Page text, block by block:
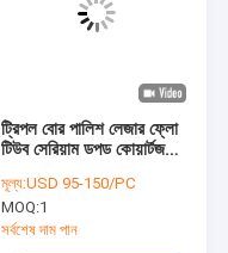
ট্রিপল বোর পালিশ লেজার ফ্লো
টিউব সেরিয়াম ডপড কোয়ার্টজ
মূল্য:USD 95-150/PC
MOQ:1
সর্বশেষ দাম পান